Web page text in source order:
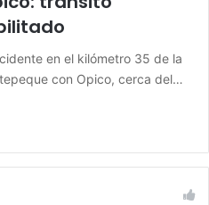
en el kilómetro 35 de la
con Opico, cerca del…